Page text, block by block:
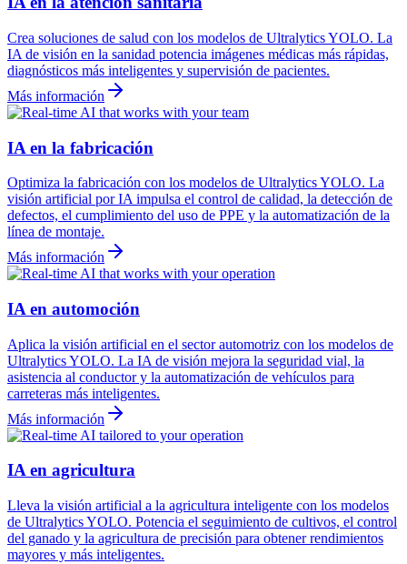
Crea soluciones de salud con los modelos de Ultralytics YOLO. La
IA de visión en la sanidad potencia imágenes médicas más rápidas,
diagnósticos más inteligentes y supervisión de pacientes.
Más información
IA en la fabricación
Optimiza la fabricación con los modelos de Ultralytics YOLO. La
visión artificial por IA impulsa el control de calidad, la detección de
defectos, el cumplimiento del uso de PPE y la automatización de la
línea de montaje.
Más información
IA en automoción
Aplica la visión artificial en el sector automotriz con los modelos de
Ultralytics YOLO. La IA de visión mejora la seguridad vial, la
asistencia al conductor y la automatización de vehículos para
carreteras más inteligentes.
Más información
IA en agricultura
Lleva la visión artificial a la agricultura inteligente con los modelos
de Ultralytics YOLO. Potencia el seguimiento de cultivos, el control
del ganado y la agricultura de precisión para obtener rendimientos
mayores y más inteligentes.